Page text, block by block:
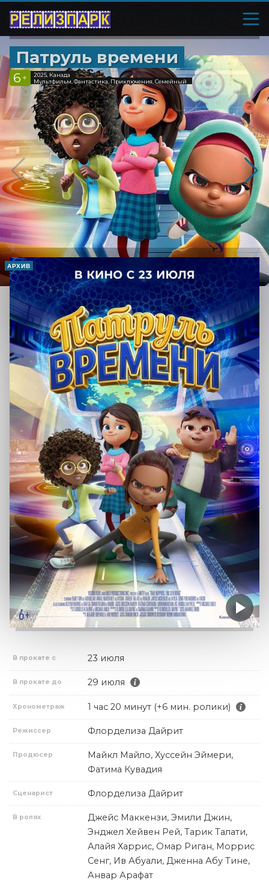
Патруль времени
6 +
2025, Канада
Мультфильм, Фантастика, Приключения, Семейный
АРХИВ
В прокате с 23 июля
В прокате до 29 июля
Хронометраж 1 час 20 минут (+6 мин. ролики)
Режиссер Флорделиза Дайрит
Продюсер
Майкл Майло, Хуссейн Эймери,
Фатима Кувадия
Сценарист Флорделиза Дайрит
В ролях
Джейс Маккензи, Эмили Джин,
Энджел Хейвен Рей, Тарик Талати,
Алайя Харрис, Омар Риган, Моррис
Сенг, Ив Абуали, Дженна Абу Тине,
Анвар Арафат